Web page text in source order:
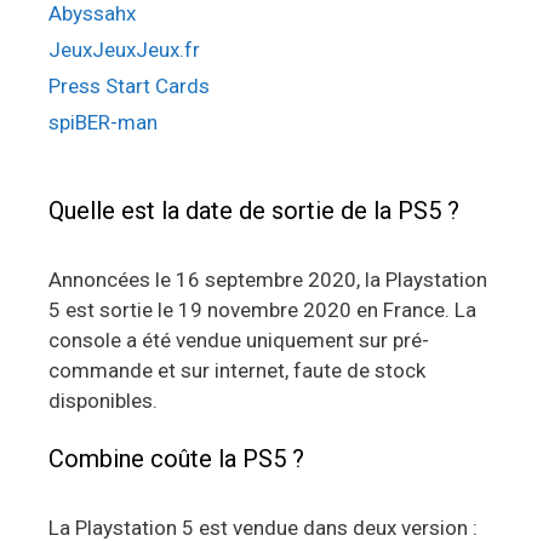
Abyssahx
JeuxJeuxJeux.fr
Press Start Cards
spiBER-man
Quelle est la date de sortie de la PS5 ?
Annoncées le 16 septembre 2020, la Playstation
5 est sortie le 19 novembre 2020 en France. La
console a été vendue uniquement sur pré-
commande et sur internet, faute de stock
disponibles.
Combine coûte la PS5 ?
La Playstation 5 est vendue dans deux version :